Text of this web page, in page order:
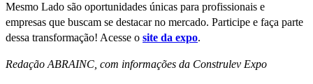
Mesmo Lado são oportunidades únicas para profissionais e
empresas que buscam se destacar no mercado. Participe e faça parte
dessa transformação! Acesse o site da expo.
Redação ABRAINC, com informações da Construlev Expo